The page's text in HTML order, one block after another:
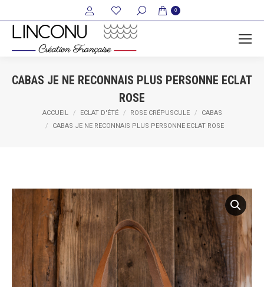
Recherche
:
0
CABAS JE NE RECONNAIS PLUS PERSONNE ECLAT
ROSE
Vous êtes ici :
ACCUEIL ECLAT D'ÉTÉ ROSE CRÉPUSCULE
CABAS
CABAS JE NE RECONNAIS PLUS PERSONNE ECLAT ROSE